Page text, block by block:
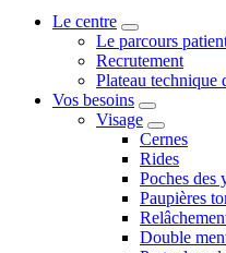
Le centre
Le parcours
Recrutement
Plateau
Vos besoins
Visage
Cernes
Rides
Poches des
Paupières
Double